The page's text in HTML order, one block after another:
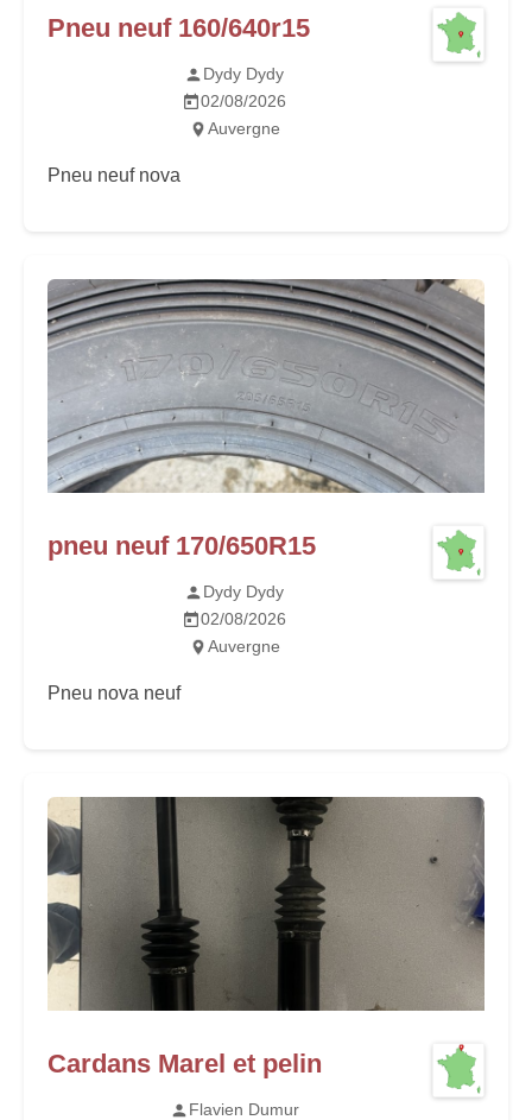
Pneu neuf 160/640r15
Dydy Dydy
02/08/2026
Auvergne
Pneu neuf nova
pneu neuf 170/650R15
Dydy Dydy
02/08/2026
Auvergne
Pneu nova neuf
Cardans Marel et pelin
Flavien Dumur